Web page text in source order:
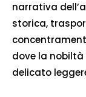
narrativa
storica,
dove la
delicato